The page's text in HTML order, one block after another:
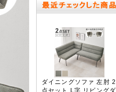
ダイニングソファ 左肘 2
点セット L字 リビングダ